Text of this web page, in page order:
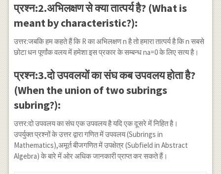
प्रश्न:2.अभिलक्षण से क्या तात्पर्य है? (What is
meant by characteristic?):
उत्तर:जबकि हम कहते हैं कि R का अभिलक्षण n है तो हमारा तात्पर्य है कि n सबसे
छोटा धन पूर्णांक वलय में हमेशा इस प्रकार के सम्बन्ध na=0 के लिए सत्य है।
प्रश्न:3.दो उपवलयों का संघ कब उपवलय होता है?
(When the union of two subrings
subring?):
उत्तर:दो उपवलय का संघ एक उपवलय है यदि एक दूसरे में निहित है।
उपर्युक्त प्रश्नों के उत्तर द्वारा गणित में उपवलय (Subrings in
Mathematics),अमूर्त बीजगणित में उपक्षेत्र (Subfield in Abstract
Algebra) के बारे में ओर अधिक जानकारी प्राप्त कर सकते हैं।